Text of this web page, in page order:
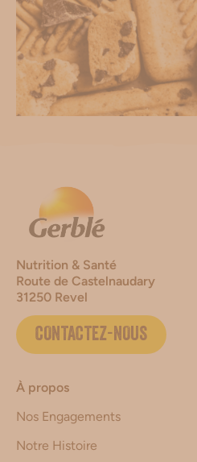
Nutrition & Santé
Route de Castelnaudary
31250 Revel
CONTACTEZ-NOUS
À propos
Nos Engagements
Notre Histoire